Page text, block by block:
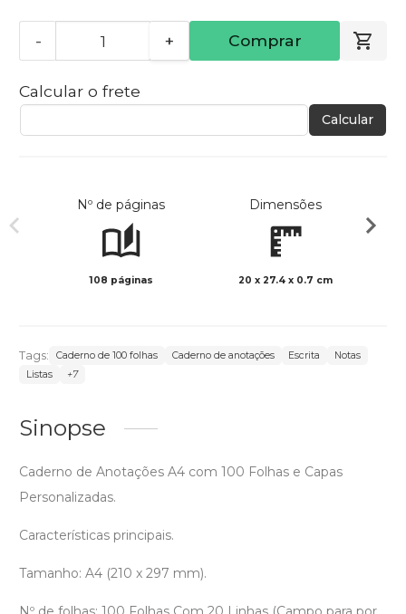
- + Comprar
Calcular o frete
Calcular
Nº de páginas
108 páginas
Dimensões
20 x 27.4 x 0.7 cm
Tags: Caderno de 100 folhas Caderno de anotações Escrita
Notas
Listas
+7
Sinopse
Caderno de Anotações A4 com 100 Folhas e Capas
Personalizadas.
Características principais.
Tamanho: A4 (210 x 297 mm).